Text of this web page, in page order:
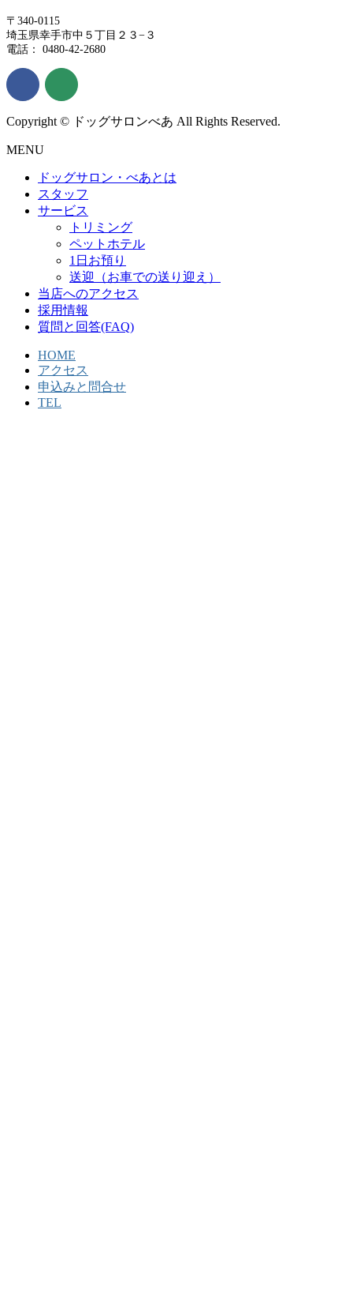
〒340-0115
埼玉県幸手市中５丁目２３−３
電話： 0480-42-2680
Copyright © ドッグサロンべあ All Rights Reserved.
MENU
ドッグサロン・べあとは
スタッフ
サービス
トリミング
ペットホテル
1日お預り
送迎（お車での送り迎え）
当店へのアクセス
採用情報
質問と回答(FAQ)
HOME
アクセス
申込みと問合せ
TEL